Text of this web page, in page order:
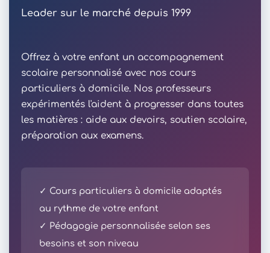
Leader sur le marché depuis 1999
Offrez à votre enfant un accompagnement
scolaire personnalisé avec nos cours
particuliers à domicile. Nos professeurs
expérimentés l'aident à progresser dans toutes
les matières : aide aux devoirs, soutien scolaire,
préparation aux examens.
✓ Cours particuliers à domicile adaptés
au rythme de votre enfant
✓ Pédagogie personnalisée selon ses
besoins et son niveau